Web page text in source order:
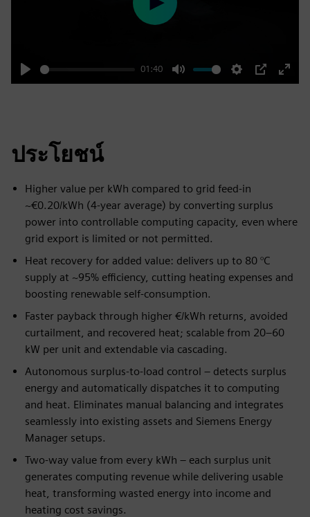
Play
01:40
Mute Settings
PIP
Enter
Play
ประโยชน์
Higher value per kWh compared to grid feed-in
~€0.20/kWh (4-year average) by converting surplus
power into controllable computing capacity, even where
grid export is limited or not permitted.
Heat recovery for added value: delivers up to 80 °C
supply at ~95% efficiency, cutting heating expenses and
boosting renewable self-consumption.
Faster payback through higher €/kWh returns, avoided
curtailment, and recovered heat; scalable from 20–60
kW per unit and extendable via cascading.
Autonomous surplus-to-load control – detects surplus
energy and automatically dispatches it to computing
and heat. Eliminates manual balancing and integrates
seamlessly into existing assets and Siemens Energy
Manager setups.
Two-way value from every kWh – each surplus unit
generates computing revenue while delivering usable
heat, transforming wasted energy into income and
heating cost savings.